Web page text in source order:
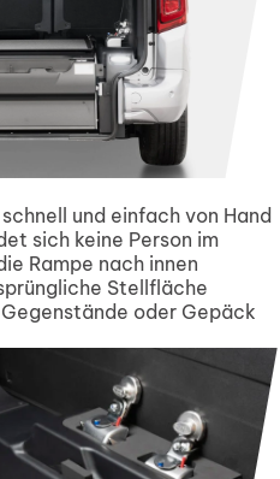
und einfach von Hand
sich keine Person im
Rampe nach innen
Stellfläche
oder Gepäck